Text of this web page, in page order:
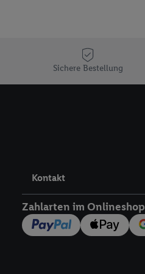
Sichere Bestellung
Kontakt
Zahlarten im Onlineshop